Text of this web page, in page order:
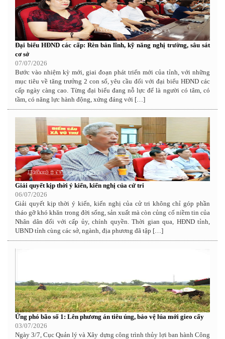
Đại biểu HĐND các cấp: Rèn bản lĩnh, kỹ năng nghị trường, sâu sát
cơ sở
07/07/2026
Bước vào nhiệm kỳ mới, giai đoạn phát triển mới của tỉnh, với những
mục tiêu về tăng trưởng 2 con số, yêu cầu đối với đại biểu HĐND các
cấp ngày càng cao. Từng đại biểu đang nỗ lực để là người có tâm, có
tầm, có năng lực hành động, xứng đáng với […]
Giải quyết kịp thời ý kiến, kiến nghị của cử tri
06/07/2026
Giải quyết kịp thời ý kiến, kiến nghị của cử tri không chỉ góp phần
tháo gỡ khó khăn trong đời sống, sản xuất mà còn củng cố niềm tin của
Nhân dân đối với cấp ủy, chính quyền. Thời gian qua, HĐND tỉnh,
UBND tỉnh cùng các sở, ngành, địa phương đã tập […]
Ứng phó bão số 1: Lên phương án tiêu úng, bảo vệ lúa mới gieo cấy
03/07/2026
Ngày 3/7, Cục Quản lý và Xây dựng công trình thủy lợi ban hành Công